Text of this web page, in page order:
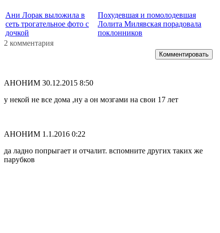
Ани Лорак выложила в
сеть трогательное фото с
дочкой
Похудевшая и помолодевшая
Лолита Милявская порадовала
поклонников
2 комментария
Комментировать
АНОНИМ 30.12.2015 8:50
у некой не все дома ,ну а он мозгами на свои 17 лет
АНОНИМ 1.1.2016 0:22
да ладно попрыгает и отчалит. вспомните других таких же
парубков